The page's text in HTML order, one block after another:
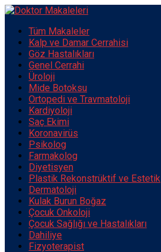
Tüm Makaleler
Kalp ve Damar Cerrahisi
Göz Hastalıkları
Genel Cerrahi
Üroloji
Mide Botoksu
Ortopedi ve Travmatoloji
Kardiyoloji
Saç Ekimi
Koronavirüs
Psikolog
Farmakolog
Diyetisyen
Plastik Rekonstrüktif ve Estetik
Dermatoloji
Kulak Burun Boğaz
Çocuk Onkoloji
Çocuk Sağlığı ve Hastalıkları
Dahiliye
Fizyoterapist